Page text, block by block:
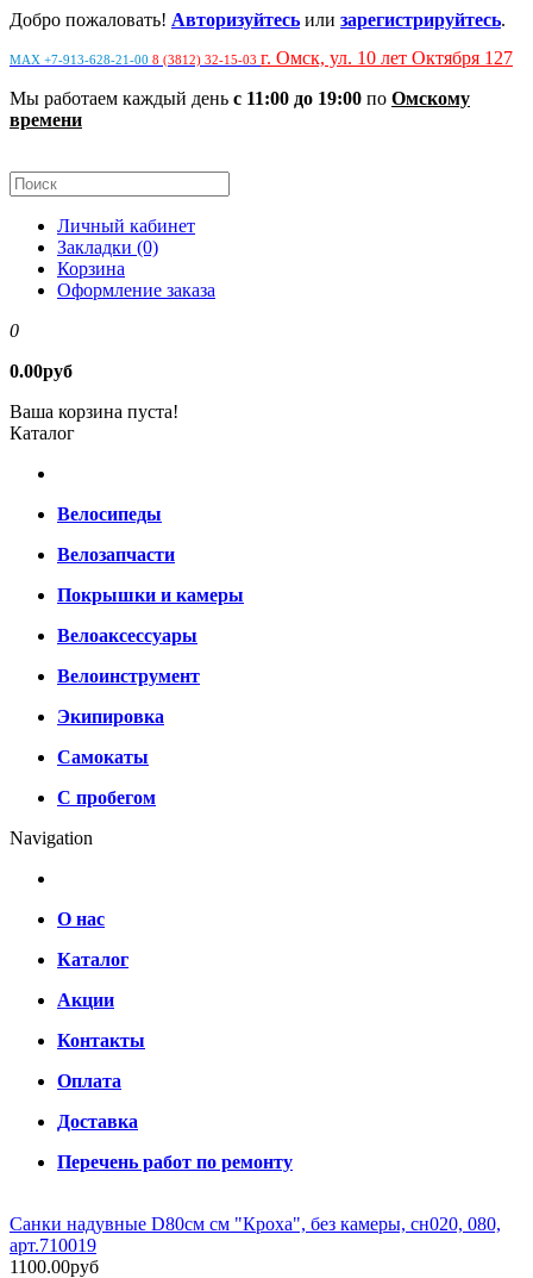
Добро пожаловать! Авторизуйтесь или зарегистрируйтесь.
MAX +7-913-628-21-00 8 (3812) 32-15-03 г. Омск, ул. 10 лет Октября 127
Мы работаем каждый день с 11:00 до 19:00 по Омскому
времени
Личный кабинет
Закладки (0)
Корзина
Оформление заказа
0
0.00руб
Ваша корзина пуста!
Каталог
Велосипеды
Велозапчасти
Покрышки и камеры
Велоаксессуары
Велоинструмент
Экипировка
Самокаты
С пробегом
Navigation
О нас
Каталог
Акции
Контакты
Оплата
Доставка
Перечень работ по ремонту
Санки надувные D80см см "Кроха", без камеры, сн020, 080,
арт.710019
1100.00руб